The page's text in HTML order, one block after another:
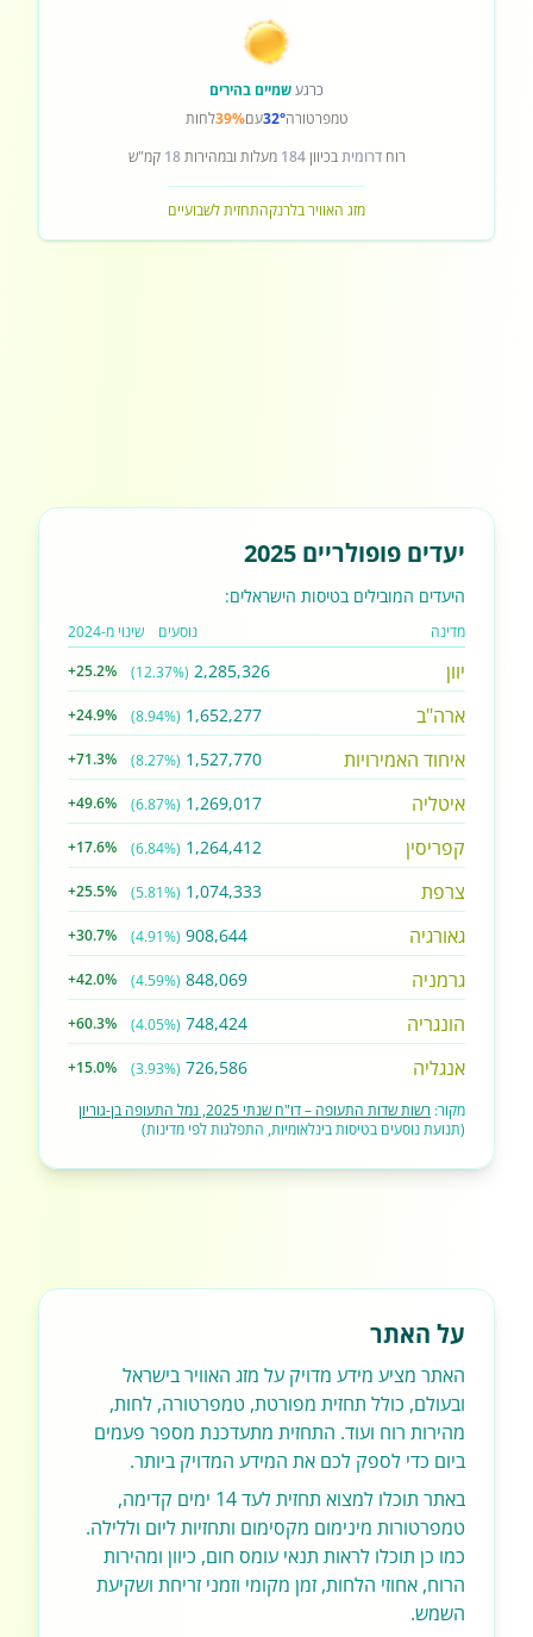
כרגעשמיים בהירים
טמפרטורה32°עם39%לחות
רוחדרומיתבכיוון184 מעלות ובמהירות18 קמ"ש
מזג האוויר בלרנקהתחזית לשבועיים
יעדים פופולריים 2025
היעדים המובילים בטיסות הישראלים:
מדינה נוסעים שינוי מ-2024
יוון 2,285,326
(12.37%)
+25.2%
ארה"ב 1,652,277
(8.94%)
+24.9%
איחוד האמירויות 1,527,770
(8.27%)
+71.3%
איטליה 1,269,017
(6.87%)
+49.6%
קפריסין 1,264,412
(6.84%)
+17.6%
צרפת 1,074,333
(5.81%)
+25.5%
גאורגיה 908,644
(4.91%)
+30.7%
גרמניה 848,069
(4.59%)
+42.0%
הונגריה 748,424
(4.05%)
+60.3%
אנגליה 726,586
(3.93%)
+15.0%
מקור: רשות שדות התעופה – דו"ח שנתי 2025, נמל התעופה בן-גוריון
(תנועת נוסעים בטיסות בינלאומיות, התפלגות לפי מדינות)
על האתר
האתר מציע מידע מדויק על מזג האוויר בישראל
ובעולם, כולל תחזית מפורטת, טמפרטורה, לחות,
מהירות רוח ועוד. התחזית מתעדכנת מספר פעמים
ביום כדי לספק לכם את המידע המדויק ביותר.
באתר תוכלו למצוא תחזית לעד 14 ימים קדימה,
טמפרטורות מינימום מקסימום ותחזיות ליום וללילה.
כמו כן תוכלו לראות תנאי עומס חום, כיוון ומהירות
הרוח, אחוזי הלחות, זמן מקומי וזמני זריחת ושקיעת
השמש.